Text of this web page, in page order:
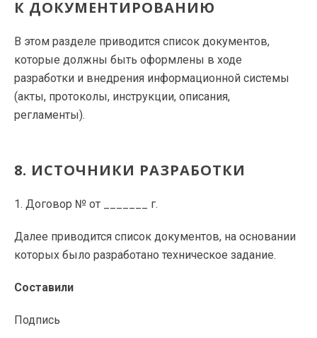
К ДОКУМЕНТИРОВАНИЮ
В этом разделе приводится список документов,
которые должны быть оформлены в ходе
разработки и внедрения информационной системы
(акты, протоколы, инструкции, описания,
регламенты).
8. ИСТОЧНИКИ РАЗРАБОТКИ
1. Договор № от _______ г.
Далее приводится список документов, на основании
которых было разработано техническое задание.
Составили
Подпись